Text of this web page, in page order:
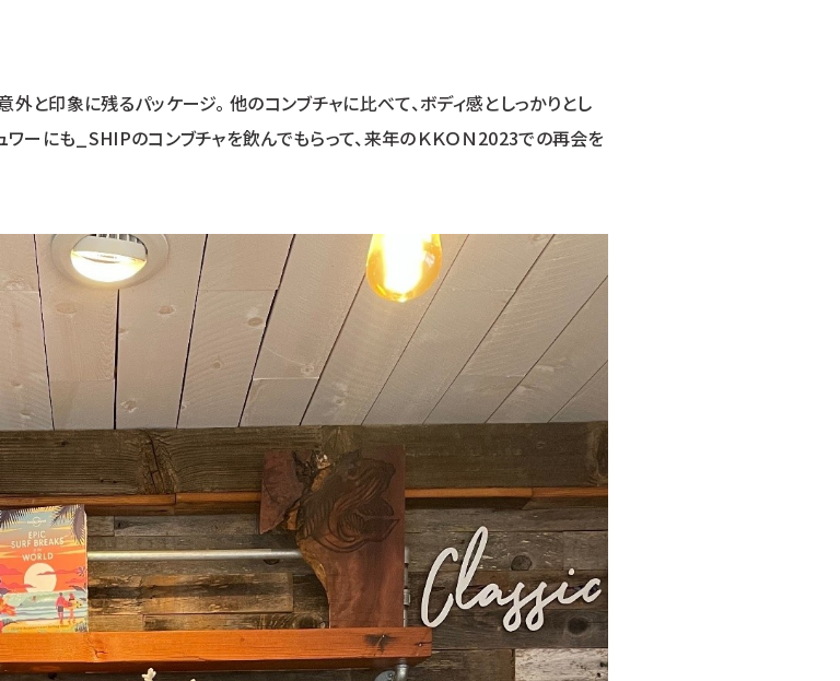
と印象に残るパッケージ。 他のコンブチャに比べて、ボディ感としっかりとし
ーにも_SHIPのコンブチャを飲んでもらって、来年のＫＫＯＮ2023での再会を